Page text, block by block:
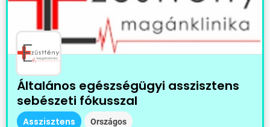
Általános egészségügyi asszisztens
sebészeti fókusszal
Asszisztens Országos